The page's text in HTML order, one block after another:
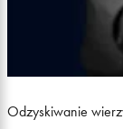
Odzyskiwanie